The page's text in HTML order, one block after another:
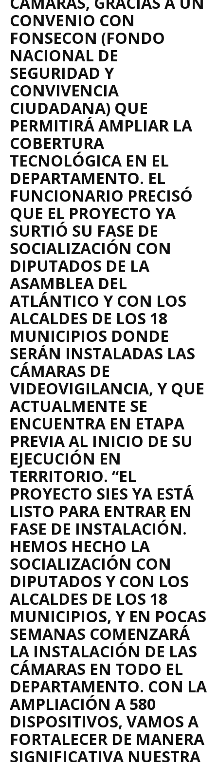
CONVENIO CON
FONSECON (FONDO
NACIONAL DE
SEGURIDAD Y
CONVIVENCIA
CIUDADANA) QUE
PERMITIRÁ AMPLIAR LA
COBERTURA
TECNOLÓGICA EN EL
DEPARTAMENTO. EL
FUNCIONARIO PRECISÓ
QUE EL PROYECTO YA
SURTIÓ SU FASE DE
SOCIALIZACIÓN CON
DIPUTADOS DE LA
ASAMBLEA DEL
ATLÁNTICO Y CON LOS
ALCALDES DE LOS 18
MUNICIPIOS DONDE
SERÁN INSTALADAS LAS
CÁMARAS DE
VIDEOVIGILANCIA, Y QUE
ACTUALMENTE SE
ENCUENTRA EN ETAPA
PREVIA AL INICIO DE SU
EJECUCIÓN EN
TERRITORIO. “EL
PROYECTO SIES YA ESTÁ
LISTO PARA ENTRAR EN
FASE DE INSTALACIÓN.
HEMOS HECHO LA
SOCIALIZACIÓN CON
DIPUTADOS Y CON LOS
ALCALDES DE LOS 18
MUNICIPIOS, Y EN POCAS
SEMANAS COMENZARÁ
LA INSTALACIÓN DE LAS
CÁMARAS EN TODO EL
DEPARTAMENTO. CON LA
AMPLIACIÓN A 580
DISPOSITIVOS, VAMOS A
FORTALECER DE MANERA
SIGNIFICATIVA NUESTRA